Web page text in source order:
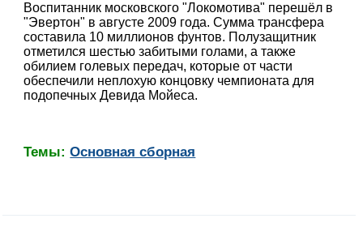
Воспитанник московского "Локомотива" перешёл в
"Эвертон" в августе 2009 года. Сумма трансфера
составила 10 миллионов фунтов. Полузащитник
отметился шестью забитыми голами, а также
обилием голевых передач, которые от части
обеспечили неплохую концовку чемпионата для
подопечных Девида Мойеса.
Темы:Основная сборная